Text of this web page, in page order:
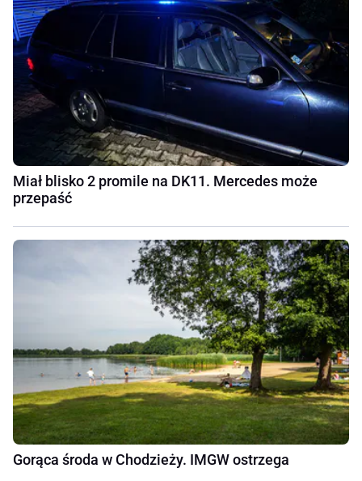
Miał blisko 2 promile na DK11. Mercedes może
przepaść
Gorąca środa w Chodzieży. IMGW ostrzega